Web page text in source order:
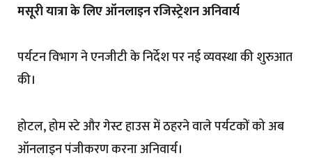
मसूरी यात्रा के लिए ऑनलाइन रजिस्ट्रेशन अनिवार्य
पर्यटन विभाग ने एनजीटी के निर्देश पर नई व्यवस्था की शुरुआत
की।
होटल, होम स्टे और गेस्ट हाउस में ठहरने वाले पर्यटकों को अब
ऑनलाइन पंजीकरण करना अनिवार्य।